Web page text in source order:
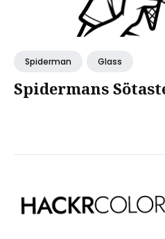
Spiderman Glass
Spidermans